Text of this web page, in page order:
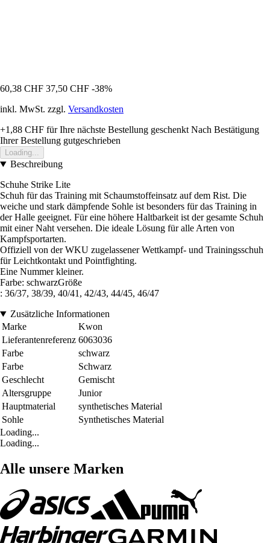
60,38 CHF 37,50 CHF -38%
inkl. MwSt. zzgl. Versandkosten
+1,88 CHF für Ihre nächste Bestellung geschenkt Nach Bestätigung
Ihrer Bestellung gutgeschrieben
Loading...
Beschreibung
Schuhe Strike Lite
Schuh für das Training mit Schaumstoffeinsatz auf dem Rist. Die
weiche und stark dämpfende Sohle ist besonders für das Training in
der Halle geeignet. Für eine höhere Haltbarkeit ist der gesamte Schuh
mit einer Naht versehen. Die ideale Lösung für alle Arten von
Kampfsportarten.
Offiziell von der WKU zugelassener Wettkampf- und Trainingsschuh
für Leichtkontakt und Pointfighting.
Eine Nummer kleiner.
Farbe: schwarzGröße
: 36/37, 38/39, 40/41, 42/43, 44/45, 46/47
Zusätzliche Informationen
Marke
Kwon
Lieferantenreferenz 6063036
Farbe
schwarz
Farbe
Schwarz
Geschlecht
Gemischt
Altersgruppe
Junior
Hauptmaterial
synthetisches Material
Sohle
Synthetisches Material
Loading...
Loading...
Alle unsere Marken